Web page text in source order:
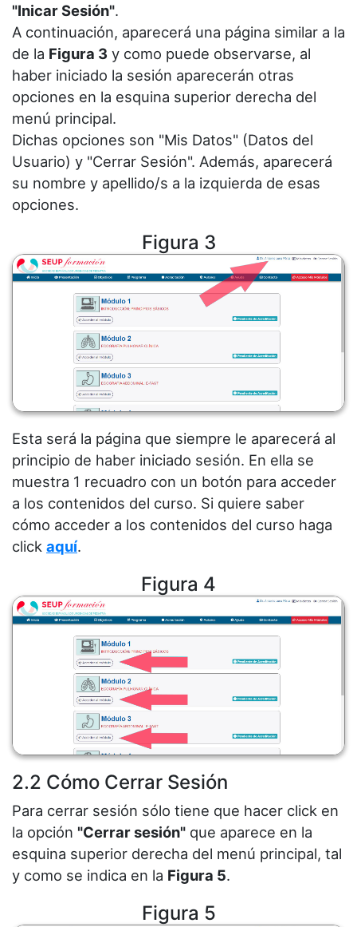
"Inicar Sesión".
A continuación, aparecerá una página similar a la
de la Figura 3 y como puede observarse, al
haber iniciado la sesión aparecerán otras
opciones en la esquina superior derecha del
menú principal.
Dichas opciones son "Mis Datos" (Datos del
Usuario) y "Cerrar Sesión". Además, aparecerá
su nombre y apellido/s a la izquierda de esas
opciones.
Figura 3
Esta será la página que siempre le aparecerá al
principio de haber iniciado sesión. En ella se
muestra 1 recuadro con un botón para acceder
a los contenidos del curso. Si quiere saber
cómo acceder a los contenidos del curso haga
click aquí.
Figura 4
2.2 Cómo Cerrar Sesión
Para cerrar sesión sólo tiene que hacer click en
la opción "Cerrar sesión" que aparece en la
esquina superior derecha del menú principal, tal
y como se indica en la Figura 5.
Figura 5